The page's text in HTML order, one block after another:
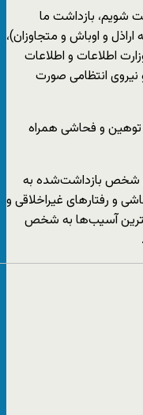
شویم، بازداشت ما
و اوباش و متجاوزان)،
اطلاعات و اطلاعات
نیروی انتظامی صورت
و فحاشی همراه
شخص بازداشت‌شده به
و رفتارهای غیراخلاقی و
آسیب‌ها به شخص